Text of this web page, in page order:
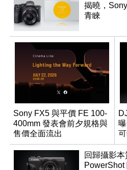
揭曉，
青睞
Sony FX5 與平價 FE 100-
400mm 發表會前夕規格與
售價全面流出
回歸攝影